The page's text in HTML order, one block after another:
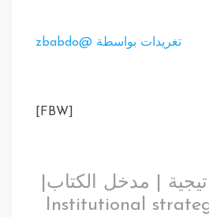
تغريدات بواسطة @zbabdo
| مدخل الكتاب|
Institutional